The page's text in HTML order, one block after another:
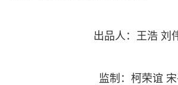
出品人：王浩 刘
监制：柯荣谊